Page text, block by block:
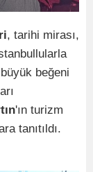
, tarihi mirası,
beğeni
'ın turizm
tanıtıldı.